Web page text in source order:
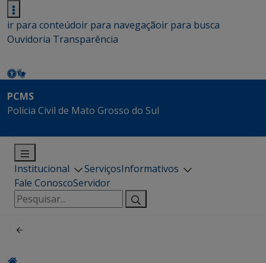
ir para conteúdoir para navegaçãoir para busca
Ouvidoria Transparência
PCMS
Polícia Civil de Mato Grosso do Sul
Institucional ServiçosInformativos
Fale ConoscoServidor
Pesquisar
por: